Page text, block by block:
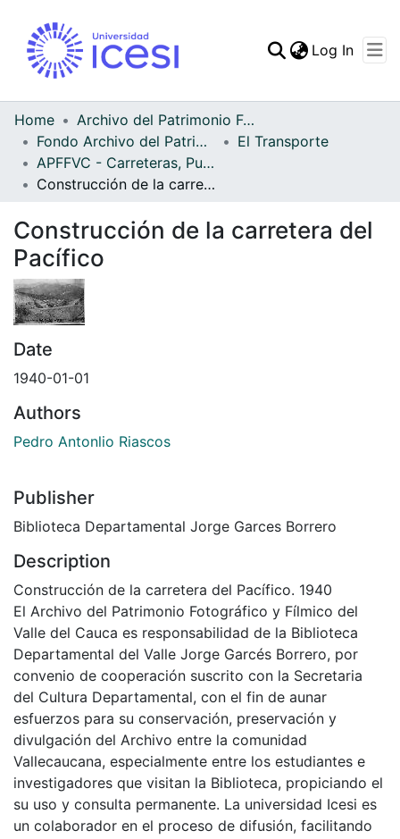
Statistics
Log In
Home
Archivo del Patrimonio Fotográfico y Fílmico del Valle del Cauca
Fondo Archivo del Patrimonio Fotográfico y Fílmico del Valle del Cauca
El Transporte
APFFVC - Carreteras, Puentes - Patrimonial
Construcción de la carretera del Pacífico
Construcción de la carretera del
Pacífico
Date
1940-01-01
Authors
Pedro Antonlio Riascos
Publisher
Biblioteca Departamental Jorge Garces Borrero
Description
Construcción de la carretera del Pacífico. 1940
El Archivo del Patrimonio Fotográfico y Fílmico del
Valle del Cauca es responsabilidad de la Biblioteca
Departamental del Valle Jorge Garcés Borrero, por
convenio de cooperación suscrito con la Secretaria
del Cultura Departamental, con el fin de aunar
esfuerzos para su conservación, preservación y
divulgación del Archivo entre la comunidad
Vallecaucana, especialmente entre los estudiantes e
investigadores que visitan la Biblioteca, propiciando el
su uso y consulta permanente. La universidad Icesi es
un colaborador en el proceso de difusión, facilitando